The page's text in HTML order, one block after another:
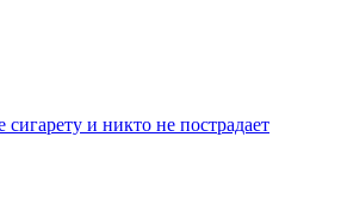
и никто не пострадает